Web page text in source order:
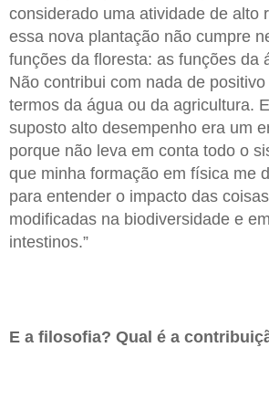
considerado uma atividade de alto
essa nova plantação não cumpre
funções da floresta: as funções da
Não contribui com nada de
termos da água ou da agricultura.
suposto alto desempenho era um
porque não leva em conta todo o
que minha formação em física me
para entender o impacto das
modificadas na biodiversidade e
intestinos.”
E a filosofia? Qual é a